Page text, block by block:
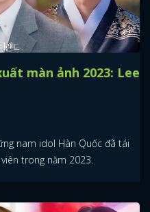
màn ảnh 2023: Lee
nam idol Hàn Quốc đã tái
trong năm 2023.